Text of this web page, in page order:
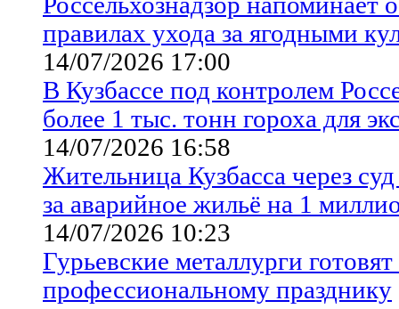
правилах ухода за ягодными
14/07/2026 17:00
В Кузбассе под контролем
более 1 тыс. тонн гороха для
14/07/2026 16:58
Жительница Кузбасса через
за аварийное жильё на 1
14/07/2026 10:23
Гурьевские металлурги
профессиональному празднику